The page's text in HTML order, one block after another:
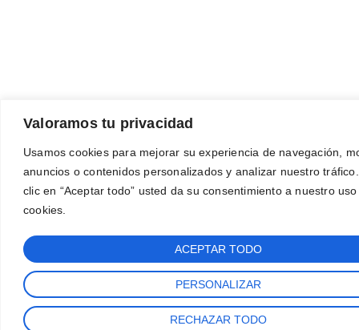
Valoramos tu privacidad
Usamos cookies para mejorar su experiencia de navegación,
anuncios o contenidos personalizados y analizar nuestro
clic en “Aceptar todo” usted da su consentimiento a nuestro
cookies.
PERSONALIZAR
RECHAZAR TODO
ACEPTAR TODO